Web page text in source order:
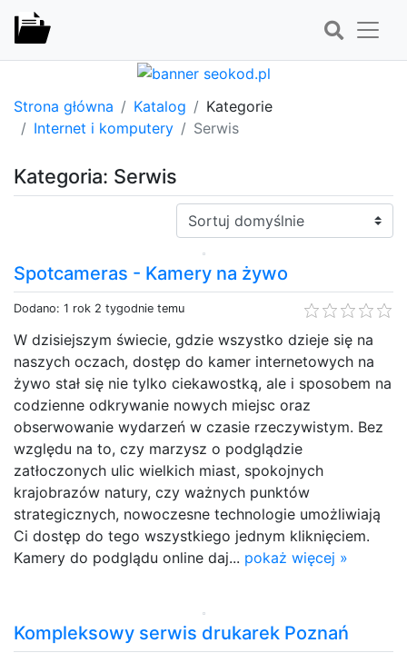
Strona główna Katalog
Kategorie
Internet i komputery
Serwis
Kategoria: Serwis
Sortuj:
Spotcameras - Kamery na żywo
Dodano: 1 rok 2 tygodnie temu
W dzisiejszym świecie, gdzie wszystko dzieje się na
naszych oczach, dostęp do kamer internetowych na
żywo stał się nie tylko ciekawostką, ale i sposobem na
codzienne odkrywanie nowych miejsc oraz
obserwowanie wydarzeń w czasie rzeczywistym. Bez
względu na to, czy marzysz o podglądzie
zatłoczonych ulic wielkich miast, spokojnych
krajobrazów natury, czy ważnych punktów
strategicznych, nowoczesne technologie umożliwiają
Ci dostęp do tego wszystkiego jednym kliknięciem.
Kamery do podglądu online daj... pokaż więcej »
Kompleksowy serwis drukarek Poznań